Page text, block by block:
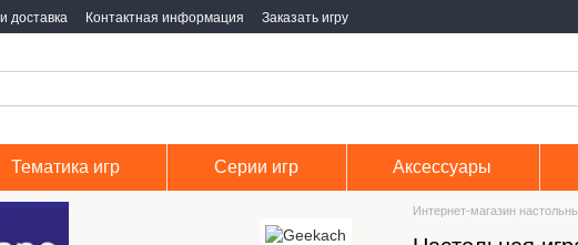
доставка Контактная информация Заказать игру
Тематика игр Серии игр Аксессуары
Интернет-магазин